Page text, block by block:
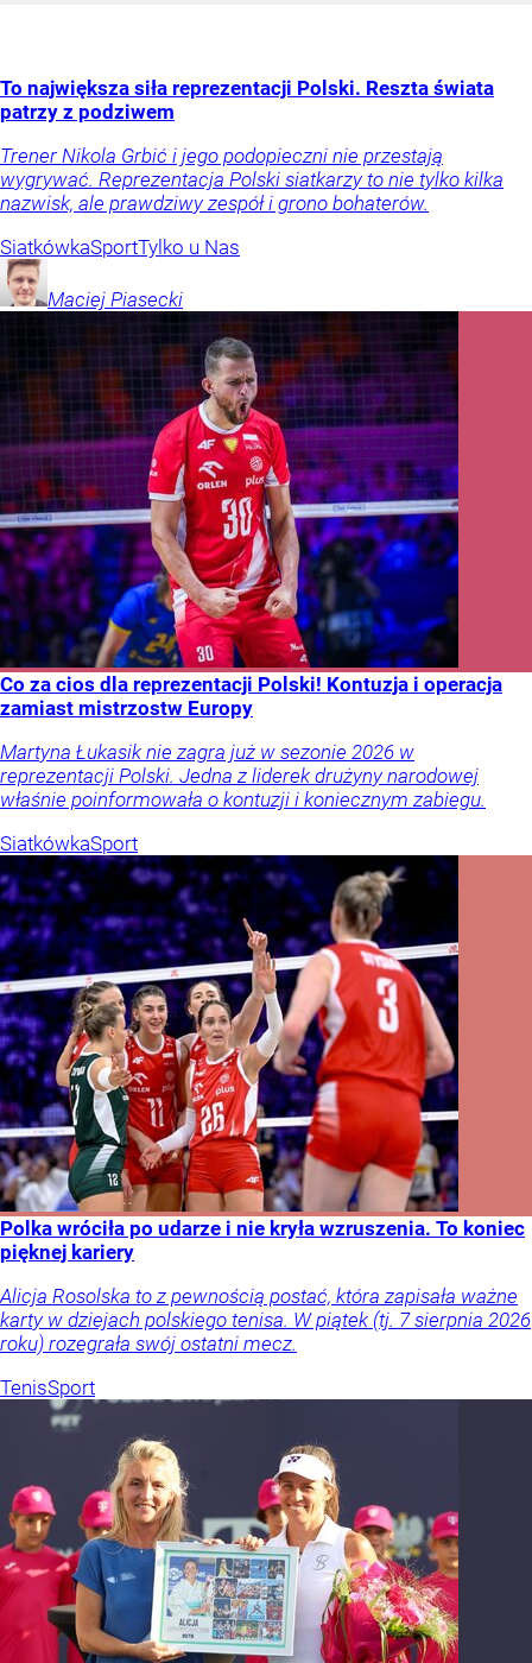
To największa siła reprezentacji Polski. Reszta świata
patrzy z podziwem
Trener Nikola Grbić i jego podopieczni nie przestają
wygrywać. Reprezentacja Polski siatkarzy to nie tylko kilka
nazwisk, ale prawdziwy zespół i grono bohaterów.
SiatkówkaSportTylko u Nas
Maciej Piasecki
Co za cios dla reprezentacji Polski! Kontuzja i operacja
zamiast mistrzostw Europy
Martyna Łukasik nie zagra już w sezonie 2026 w
reprezentacji Polski. Jedna z liderek drużyny narodowej
właśnie poinformowała o kontuzji i koniecznym zabiegu.
SiatkówkaSport
Polka wróciła po udarze i nie kryła wzruszenia. To koniec
pięknej kariery
Alicja Rosolska to z pewnością postać, która zapisała ważne
karty w dziejach polskiego tenisa. W piątek (tj. 7 sierpnia 2026
roku) rozegrała swój ostatni mecz.
TenisSport